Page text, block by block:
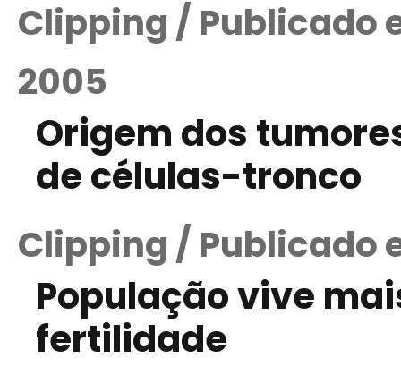
Clipping / Publicado
2005
Origem dos
de células-tronco
Clipping / Publicado
População vive
fertilidade